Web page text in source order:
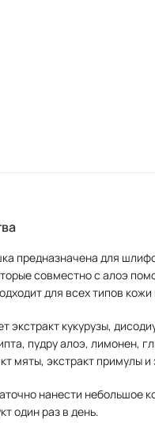
предназначена для
совместно с алоэ
для всех типов
экстракт кукурузы,
пудру алоэ, лимонен,
мяты, экстракт примулы
нанести небольшое
один раз в день.